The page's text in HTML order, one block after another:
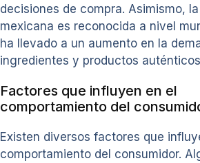
decisiones de compra. Asimismo,
mexicana es reconocida a nivel
ha llevado a un aumento en la
ingredientes y productos
Factores que influyen en el
comportamiento del
Existen diversos factores que
comportamiento del consumidor.